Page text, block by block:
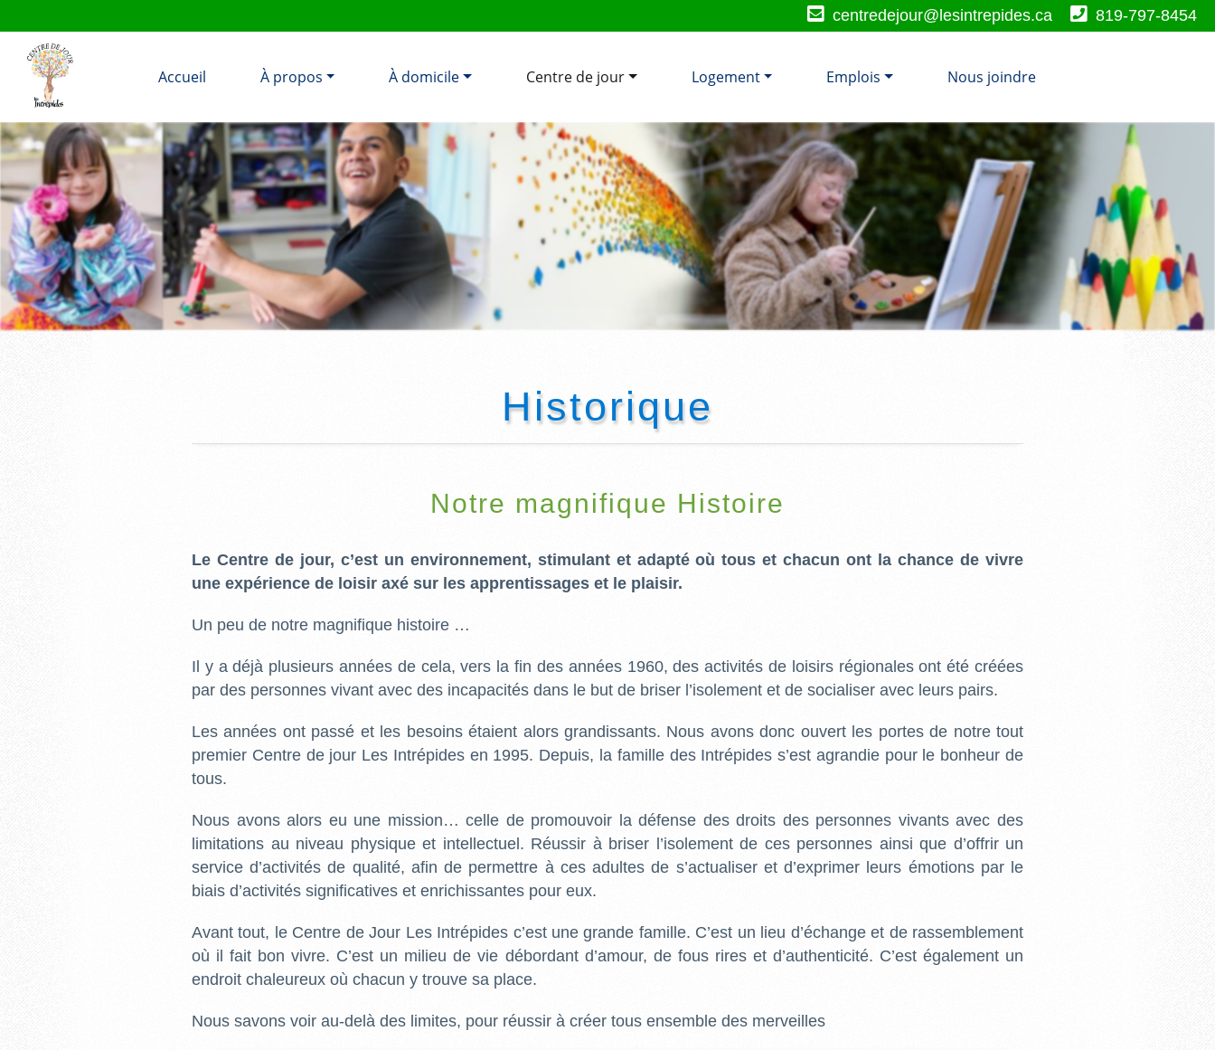
819-797-8454
centredejour@lesintrepides.ca
Accueil À propos À domicile Centre de jour Logement Emplois Nous joindre
Historique
Notre magnifique Histoire
Le Centre de jour, c’est un environnement, stimulant et adapté où tous et chacun ont la chance de vivre
une expérience de loisir axé sur les apprentissages et le plaisir.
Un peu de notre magnifique histoire …
Il y a déjà plusieurs années de cela, vers la fin des années 1960, des activités de loisirs régionales ont été créées
par des personnes vivant avec des incapacités dans le but de briser l’isolement et de socialiser avec leurs pairs.
Les années ont passé et les besoins étaient alors grandissants. Nous avons donc ouvert les portes de notre tout
premier Centre de jour Les Intrépides en 1995. Depuis, la famille des Intrépides s’est agrandie pour le bonheur de
tous.
Nous avons alors eu une mission… celle de promouvoir la défense des droits des personnes vivants avec des
limitations au niveau physique et intellectuel. Réussir à briser l’isolement de ces personnes ainsi que d’offrir un
service d’activités de qualité, afin de permettre à ces adultes de s’actualiser et d’exprimer leurs émotions par le
biais d’activités significatives et enrichissantes pour eux.
Avant tout, le Centre de Jour Les Intrépides c’est une grande famille. C’est un lieu d’échange et de rassemblement
où il fait bon vivre. C’est un milieu de vie débordant d’amour, de fous rires et d’authenticité. C’est également un
endroit chaleureux où chacun y trouve sa place.
Nous savons voir au-delà des limites, pour réussir à créer tous ensemble des merveilles